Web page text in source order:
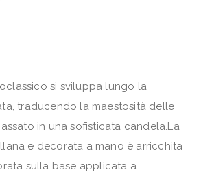
si sviluppa lungo la
traducendo la maestosità delle
in una sofisticata candela.La
e decorata a mano è arricchita
sulla base applicata a